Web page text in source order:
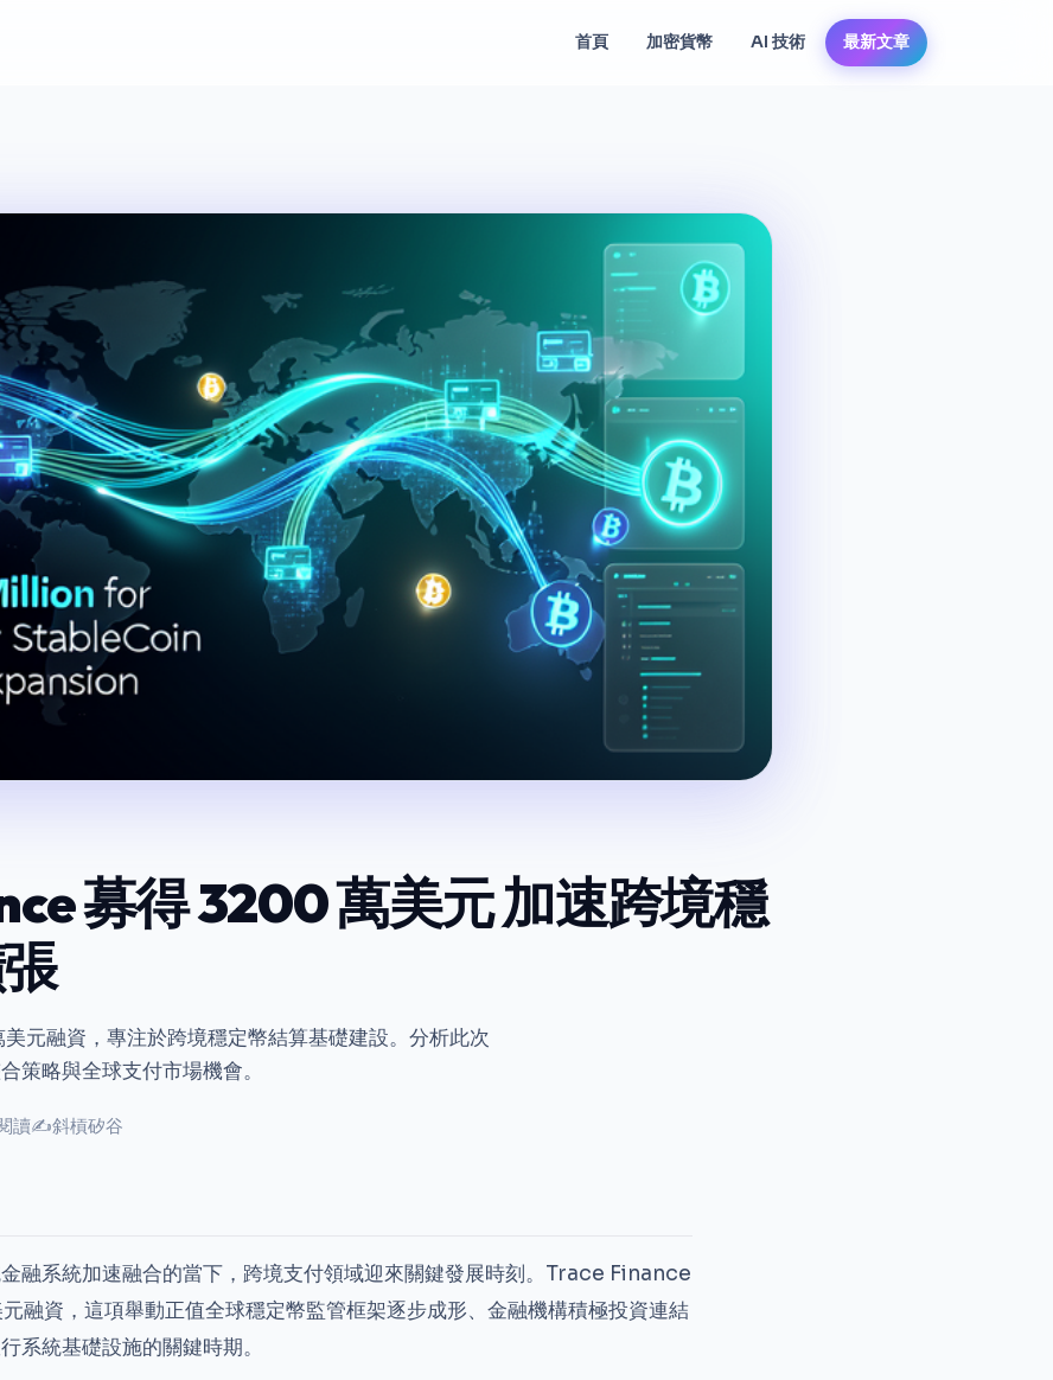
首頁 加密貨幣 AI 技術 最新文章
募得 3200 萬美元 加速跨境穩
元融資，專注於跨境穩定幣結算基礎建設。分析此次
策略與全球支付市場機會。
讀✍斜槓矽谷
融系統加速融合的當下，跨境支付領域迎來關鍵發展時刻。Trace Finance
融資，這項舉動正值全球穩定幣監管框架逐步成形、金融機構積極投資連結
系統基礎設施的關鍵時期。